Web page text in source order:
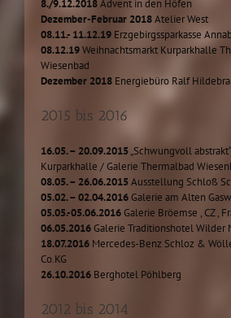
8./9.12.2018Advent in den Höfen
Dezember-Februar 2018Atelier West
08.11.- 11.12.19 Erzgebirgssparkasse
08.12.19Weihnachtsmarkt Kurparkhalle
Wiesenbad
Dezember 2018 Energiebüro Ralf
2015 bis 2016
16.05. – 20.09.2015„Schwungvoll
Kurparkhalle / Galerie Thermalbad
08.05. – 26.06.2015Ausstellung Schloß
05.02. – 02.04.2016Galerie am Alten
05.05.-05.06.2016Galerie Bröemse , CZ ,
06.05.2016Galerie Traditionshotel Wilder
18.07.2016 Mercedes-Benz Schloz &
Co.KG
26.10.2016 Berghotel Pöhlberg
2012 bis 2014